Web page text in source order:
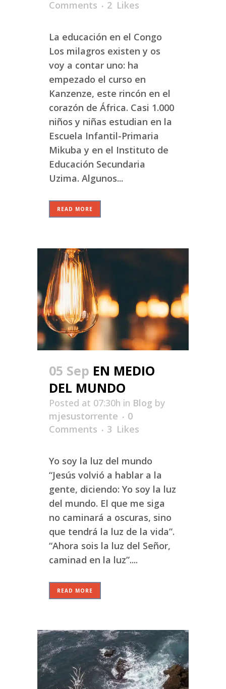
Comments 2 Likes
La educación en el Congo
Los milagros existen y os
voy a contar uno: ha
empezado el curso en
Kanzenze, este rincón en el
corazón de África. Casi 1.000
niños y niñas estudian en la
Escuela Infantil-Primaria
Mikuba y en el Instituto de
Educación Secundaria
Uzima. Algunos...
READ MORE
05 Sep EN MEDIO
DEL MUNDO
Posted at 07:30h in Blog by
mjesustorrente
0
Comments
3 Likes
Yo soy la luz del mundo
“Jesús volvió a hablar a la
gente, diciendo: Yo soy la luz
del mundo. El que me siga
no caminará a oscuras, sino
que tendrá la luz de la vida”.
“Ahora sois la luz del Señor,
caminad en la luz”....
READ MORE